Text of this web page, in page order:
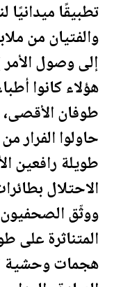
تطبيقًا
والفتيان من
إلى وصول
هؤلاء كانوا
طوفان
حاولوا الفرار
طويلة رافعين
الاحتلال
ووثّق
المتناثرة على
هجمات وحشية